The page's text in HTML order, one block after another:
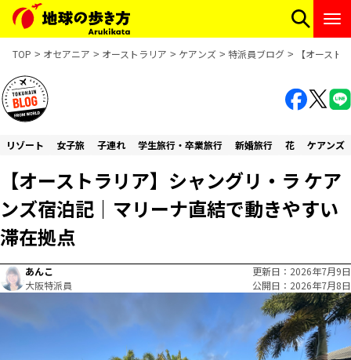
TOP オセアニア オーストラリア ケアンズ 特派員ブログ 【オース
リゾート 女子旅 子連れ 学生旅行・卒業旅行 新婚旅行 花 ケアンズ
【オーストラリア】シャングリ・ラ ケア
ンズ宿泊記｜マリーナ直結で動きやすい
滞在拠点
あんこ
大阪特派員
更新日
2026年7月9日
公開日
2026年7月8日